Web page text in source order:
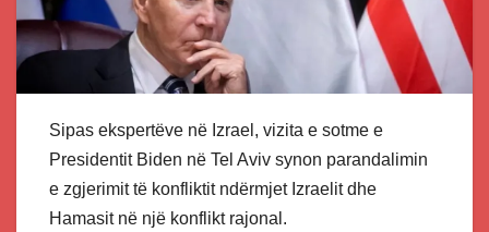
Sipas ekspertëve në Izrael, vizita e sotme e
Presidentit Biden në Tel Aviv synon parandalimin
e zgjerimit të konfliktit ndërmjet Izraelit dhe
Hamasit në një konflikt rajonal.